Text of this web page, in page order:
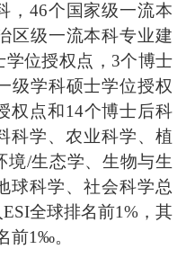
， 46个国家级一流本
区级一流本科专业建
位授权点， 3个博士
级学科硕士学位授权
权点和14个博士后科
科学、农业科学、植
境/生态学、生物与生
球科学、社会科学总
ESI全球排名前1% ，其
前1‰。